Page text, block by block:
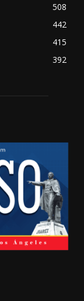
508
442
415
392